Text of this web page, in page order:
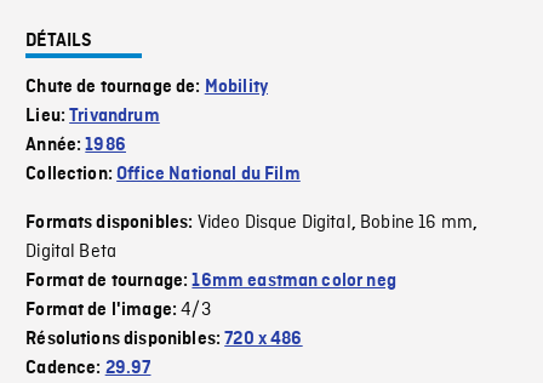
DÉTAILS
Chute de tournage de: Mobility
Lieu:Trivandrum
Année:1986
Collection:Office National du Film
Formats disponibles: Video Disque Digital, Bobine 16 mm,
Digital Beta
Format de tournage:16mm eastman color neg
Format de l'image:4/3
Résolutions disponibles:720 x 486
Cadence: 29.97